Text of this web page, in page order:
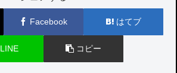
Facebook はてブ
LINE コピー